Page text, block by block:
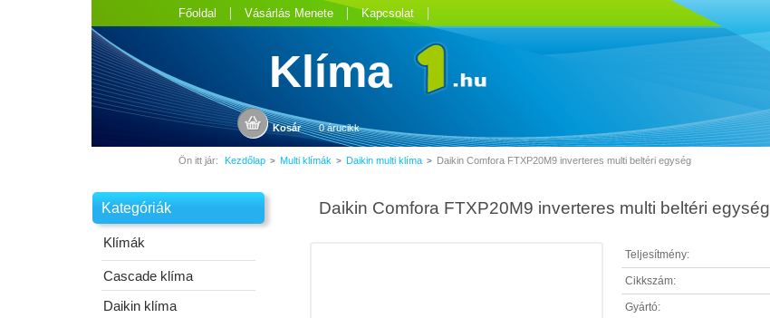
Főoldal Vásárlás Menete Kapcsolat
Kosár 0 árucikk
Klíma
Ön itt jár: Kezdőlap > Multi klímák > Daikin multi klíma > Daikin Comfora FTXP20M9 inverteres multi beltéri egység
Daikin Comfora FTXP20M9 inverteres multi beltéri egység
Teljesítmény:
Cikkszám:
Gyártó:
Kategóriák
Klímák
Cascade klíma
Daikin klíma